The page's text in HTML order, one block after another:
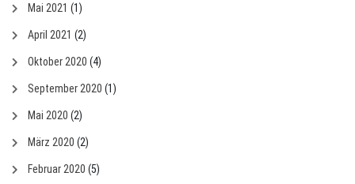
Mai 2021 (1)
April 2021 (2)
Oktober 2020 (4)
September 2020 (1)
Mai 2020 (2)
März 2020 (2)
Februar 2020 (5)